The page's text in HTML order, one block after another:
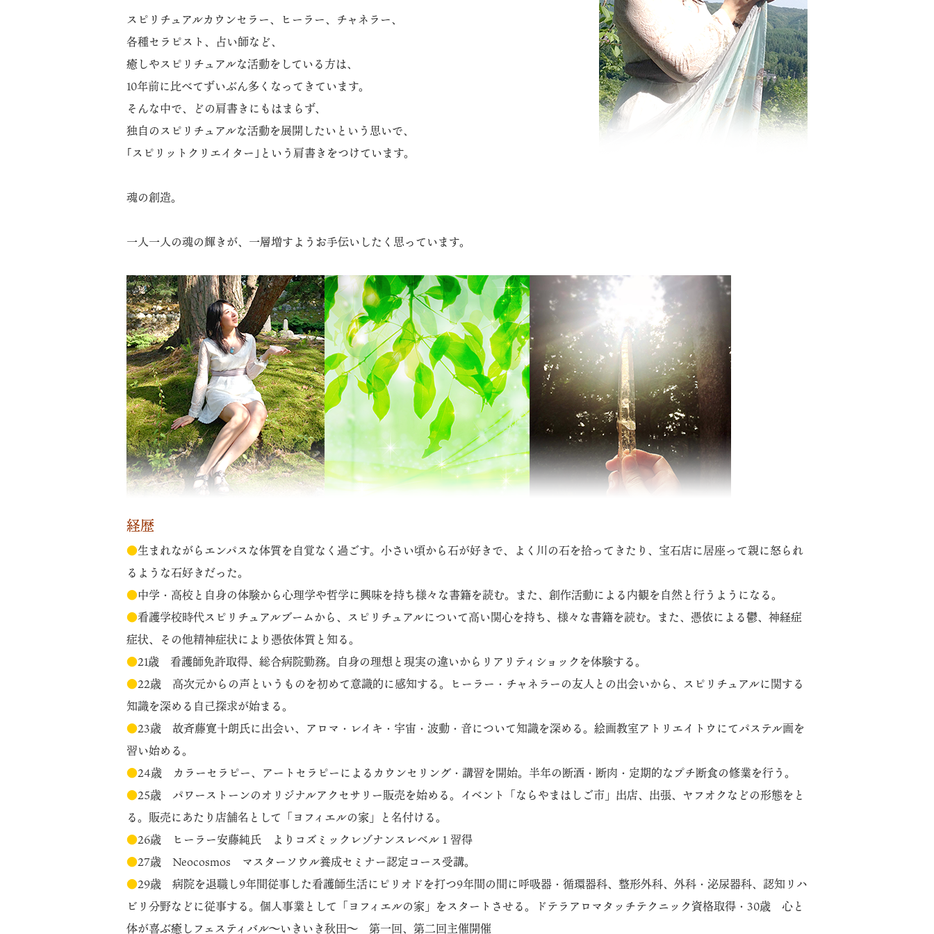
スピリチュアルカウンセラー、ヒーラー、チャネラー、
各種セラピスト、占い師など、
癒しやスピリチュアルな活動をしている方は、
10年前に比べてずいぶん多くなってきています。
そんな中で、どの肩書きにもはまらず、
独自のスピリチュアルな活動を展開したいという思いで、
｢スピリットクリエイター｣という肩書きをつけています。
魂の創造。
一人一人の魂の輝きが、一層増すようお手伝いしたく思っています。
経歴
●生まれながらエンパスな体質を自覚なく過ごす。小さい頃から石が好きで、よく川の石を拾ってきたり、宝石店に居座って親に怒られ
るような石好きだった。
●中学・高校と自身の体験から心理学や哲学に興味を持ち様々な書籍を読む。また、創作活動による内観を自然と行うようになる。
●看護学校時代スピリチュアルブームから、スピリチュアルについて高い関心を持ち、様々な書籍を読む。また、憑依による鬱、神経症
症状、その他精神症状により憑依体質と知る。
●21歳 看護師免許取得、総合病院勤務。自身の理想と現実の違いからリアリティショックを体験する。
●22歳 高次元からの声というものを初めて意識的に感知する。ヒーラー・チャネラーの友人との出会いから、スピリチュアルに関する
知識を深める自己探求が始まる。
●23歳 故斉藤寛十朗氏に出会い、アロマ・レイキ・宇宙・波動・音について知識を深める。絵画教室アトリエイトウにてパステル画を
習い始める。
●24歳 カラーセラピー、アートセラピーによるカウンセリング・講習を開始。半年の断酒・断肉・定期的なプチ断食の修業を行う。
●25歳 パワーストーンのオリジナルアクセサリー販売を始める。イベント「ならやまはしご市」出店、出張、ヤフオクなどの形態をと
る。販売にあたり店舗名として「ヨフィエルの家」と名付ける。
●26歳 ヒーラー安藤純氏 よりコズミックレゾナンスレベル１習得
●27歳 Neocosmos マスターソウル養成セミナー認定コース受講。
●29歳 病院を退職し9年間従事した看護師生活にピリオドを打つ9年間の間に呼吸器・循環器科、整形外科、外科・泌尿器科、認知リハ
ビリ分野などに従事する。個人事業として「ヨフィエルの家」をスタートさせる。ドテラアロマタッチテクニック資格取得・30歳 心と
体が喜ぶ癒しフェスティバル～いきいき秋田～ 第一回、第二回主催開催